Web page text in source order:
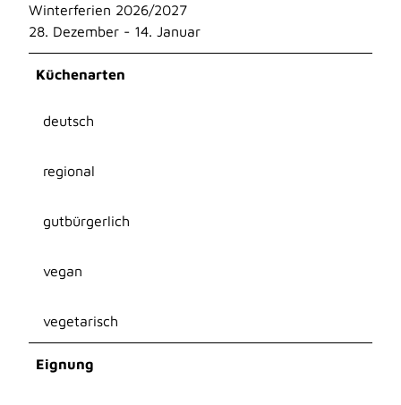
Winterferien 2026/2027
28. Dezember - 14. Januar
Küchenarten
deutsch
regional
gutbürgerlich
vegan
vegetarisch
Eignung